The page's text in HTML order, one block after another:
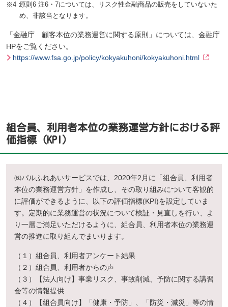
※4：原則6 注6・7については、リスク性金融商品の販売をしていないた
め、非該当となります。
「金融庁 顧客本位の業務運営に関する原則」については、金融庁
HPをご覧ください。
https://www.fsa.go.jp/policy/kokyakuhoni/kokyakuhoni.html
組合員、利用者本位の業務運営方針における評
価指標（KPI）
㈱パルふれあいサービスでは、2020年2月に「組合員、利用者
本位の業務運営方針」を作成し、その取り組みについて客観的
に評価ができるように、以下の評価指標(KPI)を設定していま
す。定期的に業務運営の状況について検証・見直しを行い、よ
り一層ご満足いただけるように、組合員、利用者本位の業務運
営の推進に取り組んでまいります。
（１） 組合員、利用者アンケート結果
（２） 組合員、利用者からの声
（３）
【法人向け】事業リスク、事故削減、予防に関する講習
会等の情報提供
（４）
【組合員向け】「健康・予防」、「防災・減災」等の情